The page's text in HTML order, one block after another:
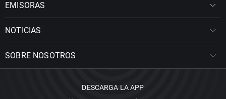
EMISORAS
NOTICIAS
SOBRE NOSOTROS
DESCARGA LA APP